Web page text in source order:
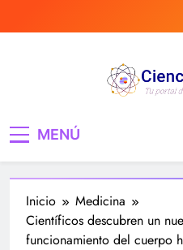
al
de
MENÚ
Inicio
Medicina
Científicos descubren un
funcionamiento del cuerpo